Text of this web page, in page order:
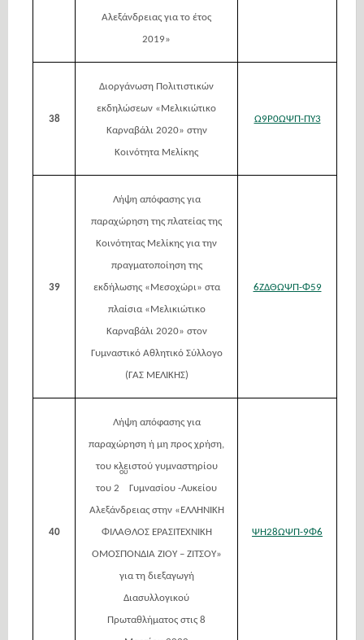
Αλεξάνδρειας για το έτος
2019»
38
Διοργάνωση Πολιτιστικών
εκδηλώσεων «Μελικιώτικο
Καρναβάλι 2020» στην
Κοινότητα Μελίκης
Ω9Ρ0ΩΨΠ-ΠΥ3
39
Λήψη απόφασης για
παραχώρηση της πλατείας της
Κοινότητας Μελίκης για την
πραγματοποίηση της
εκδήλωσης «Μεσοχώρι» στα
πλαίσια «Μελικιώτικο
Καρναβάλι 2020» στον
Γυμναστικό Αθλητικό Σύλλογο
(ΓΑΣ ΜΕΛΙΚΗΣ)
6ΖΔΘΩΨΠ-Φ59
40
Λήψη απόφασης για
παραχώρηση ή μη προς χρήση,
του κλειστού γυμναστηρίου
του 2
ου
Γυμνασίου -Λυκείου
Αλεξάνδρειας στην «ΕΛΛΗΝΙΚΗ
ΦΙΛΑΘΛΟΣ ΕΡΑΣΙΤΕΧΝΙΚΗ
ΟΜΟΣΠΟΝΔΙΑ ΖΙΟΥ – ΖΙΤΣΟΥ»
για τη διεξαγωγή
Διασυλλογικού
Πρωταθλήματος στις 8
ΨΗ28ΩΨΠ-9Φ6